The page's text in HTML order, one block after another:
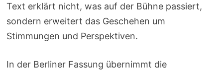
Text erklärt nicht, was auf der Bühne passiert,
sondern erweitert das Geschehen um
Stimmungen und Perspektiven.
In der Berliner Fassung übernimmt die